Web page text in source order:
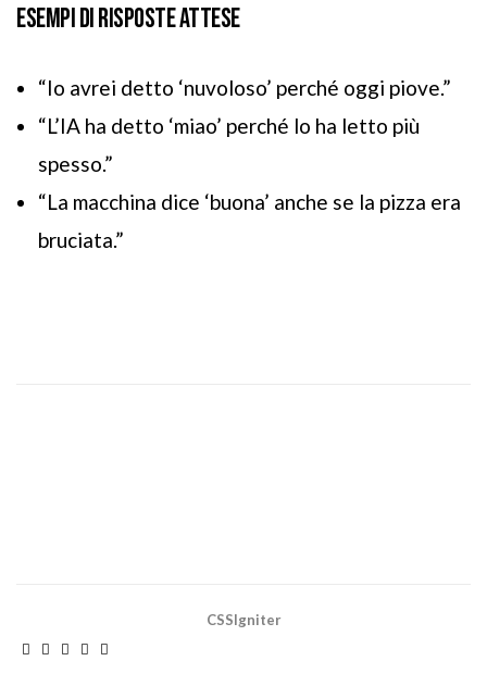
ESEMPI DI RISPOSTE ATTESE
“Io avrei detto ‘nuvoloso’ perché oggi piove.”
“L’IA ha detto ‘miao’ perché lo ha letto più
spesso.”
“La macchina dice ‘buona’ anche se la pizza era
bruciata.”
CSSIgniter